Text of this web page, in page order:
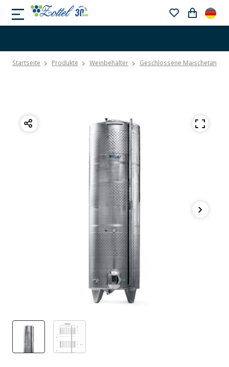
Startseite Produkte Weinbehälter Geschlossene Maischetanks